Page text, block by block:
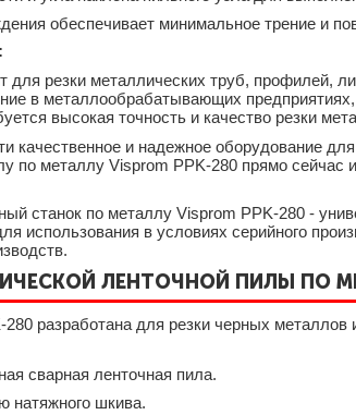
обеспечивает минимальное трение и
резки металлических труб, профилей,
в металлообрабатывающих
высокая точность и качество резки
качественное и надежное оборудование
по металлу Visprom PPK-280 прямо сейчас
станок по металлу Visprom PPK-280 -
использования в условиях серийного
ЛЕНТОЧНОЙ ПИЛЫ ПО
разработана для резки черных
сварная ленточная пила.
натяжного шкива.